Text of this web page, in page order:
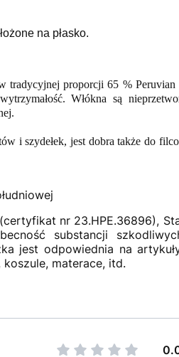
na płasko.
tradycyjnej proporcji 65 %
Włókna są
i szydełek, jest dobra także do
nr 23.HPE.36896),
substancji
jest odpowiednia na
materace, itd.